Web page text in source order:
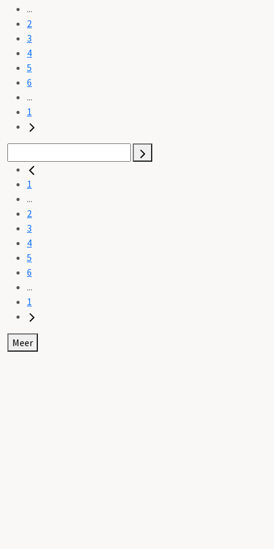
...
2
3
4
5
6
...
1
1
...
2
3
4
5
6
...
1
Meer